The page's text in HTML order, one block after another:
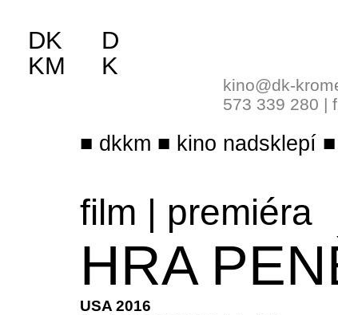
dkkm kino nadsklepí
film | premiéra
HRA
USA 2016
DK
KM
D
K
kino@dk-
573 339 280 |